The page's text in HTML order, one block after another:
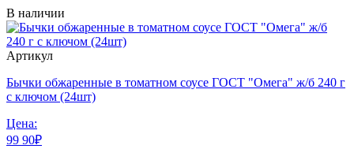
В наличии
Артикул
Бычки обжаренные в томатном соусе ГОСТ "Омега" ж/б 240 г
с ключом (24шт)
Цена:
99 90₽